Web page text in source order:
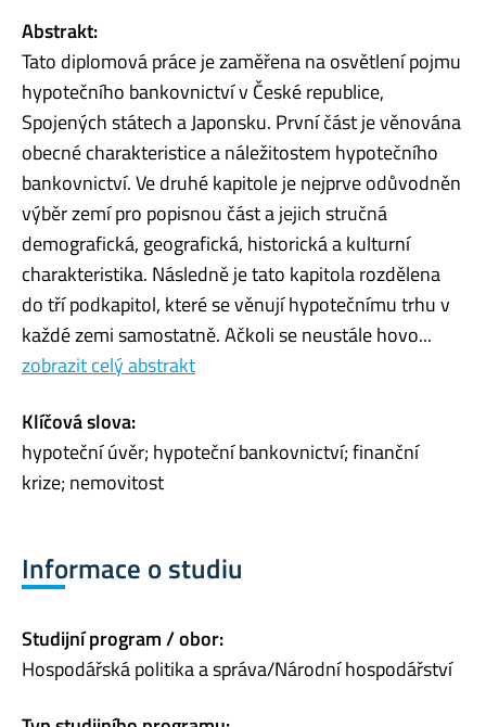
Abstrakt:
Tato diplomová práce je zaměřena na osvětlení pojmu
hypotečního bankovnictví v České republice,
Spojených státech a Japonsku. První část je věnována
obecné charakteristice a náležitostem hypotečního
bankovnictví. Ve druhé kapitole je nejprve odůvodněn
výběr zemí pro popisnou část a jejich stručná
demografická, geografická, historická a kulturní
charakteristika. Následně je tato kapitola rozdělena
do tří podkapitol, které se věnují hypotečnímu trhu v
každé zemi samostatně. Ačkoli se neustále hovo...
zobrazit celý abstrakt
Klíčová slova:
hypoteční úvěr; hypoteční bankovnictví; finanční
krize; nemovitost
Informace o studiu
Studijní program / obor:
Hospodářská politika a správa/Národní hospodářství